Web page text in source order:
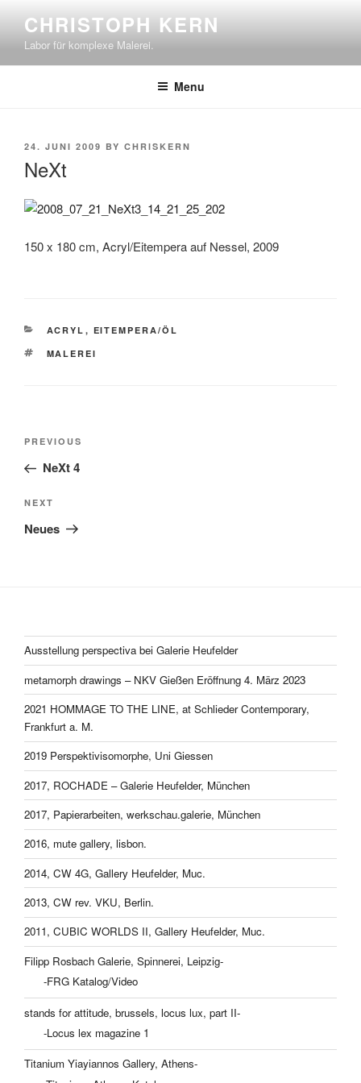
content
CHRISTOPH KERN
Labor für komplexe Malerei.
Menu
POSTED
24. JUNI 2009 BY CHRISKERN
NeXt
150 x 180 cm, Acryl/Eitempera auf Nessel, 2009
CATEGORIES
ACRYL , EITEMPERA/ÖL
TAGS
MALEREI
Post
Previous
Post
PREVIOUS
NeXt 4
Next
Post
NEXT
Neues
Ausstellung perspectiva bei Galerie Heufelder
metamorph drawings – NKV Gießen Eröffnung 4. März 2023
2021 HOMMAGE TO THE LINE, at Schlieder Contemporary,
Frankfurt a. M.
2019 Perspektivisomorphe, Uni Giessen
2017, ROCHADE – Galerie Heufelder, München
2017, Papierarbeiten, werkschau.galerie, München
2016, mute gallery, lisbon.
2014, CW 4G, Gallery Heufelder, Muc.
2013, CW rev. VKU, Berlin.
2011, CUBIC WORLDS II, Gallery Heufelder, Muc.
Filipp Rosbach Galerie, Spinnerei, Leipzig-
-FRG Katalog/Video
stands for attitude, brussels, locus lux, part II-
-Locus lex magazine 1
Titanium Yiayiannos Gallery, Athens-